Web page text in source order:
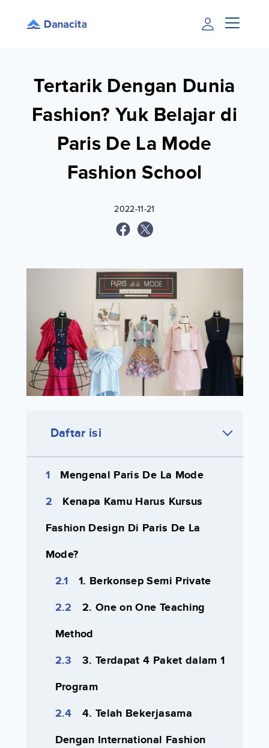
Tertarik Dengan Dunia
Fashion? Yuk Belajar di
Paris De La Mode
Fashion School
2022-11-21
Daftar isi
Mengenal Paris De La Mode
Kenapa Kamu Harus Kursus
Fashion Design Di Paris De La
Mode?
1. Berkonsep Semi Private
2. One on One Teaching
Method
3. Terdapat 4 Paket dalam 1
Program
4. Telah Bekerjasama
Dengan International Fashion